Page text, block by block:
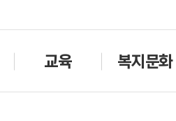
교육 복지문화